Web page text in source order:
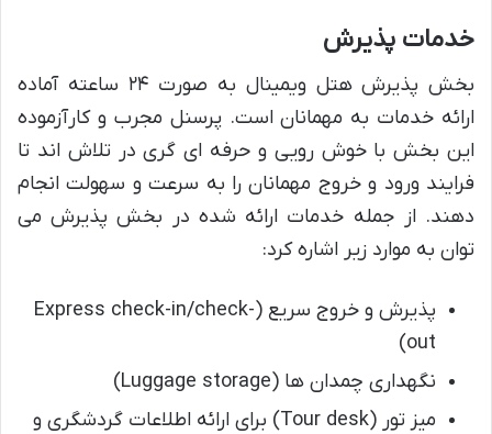
خدمات پذیرش
بخش پذیرش هتل ویمینال به صورت ۲۴ ساعته آماده
ارائه خدمات به مهمانان است. پرسنل مجرب و کارآزموده
این بخش با خوش رویی و حرفه ای گری در تلاش اند تا
فرایند ورود و خروج مهمانان را به سرعت و سهولت انجام
دهند. از جمله خدمات ارائه شده در بخش پذیرش می
توان به موارد زیر اشاره کرد:
پذیرش و خروج سریع (Express check-in/check-
out)
نگهداری چمدان ها (Luggage storage)
میز تور (Tour desk) برای ارائه اطلاعات گردشگری و